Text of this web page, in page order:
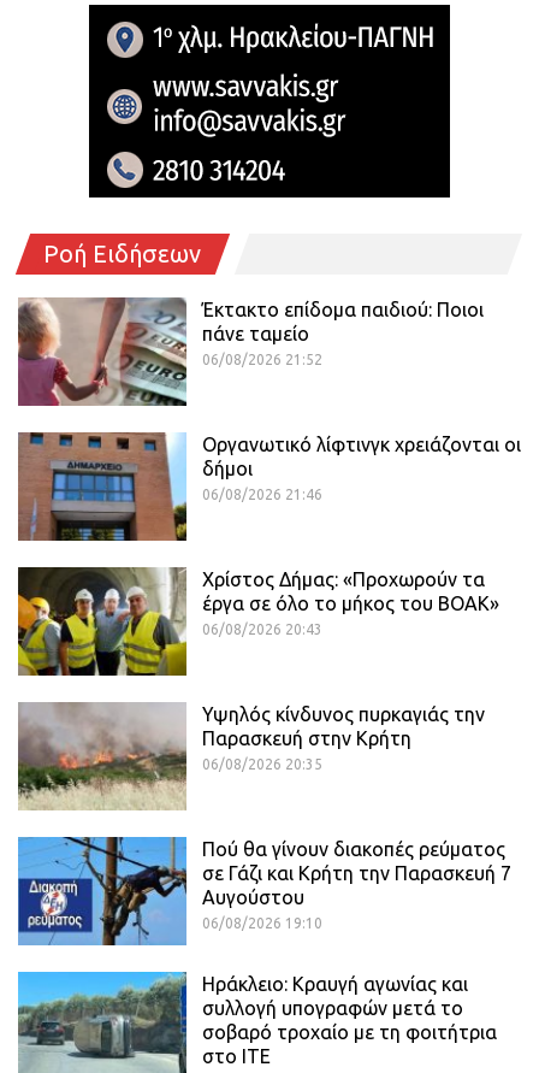
Ροή Ειδήσεων
Έκτακτο επίδομα παιδιού: Ποιοι
πάνε ταμείο
06/08/2026 21:52
Οργανωτικό λίφτινγκ χρειάζονται οι
δήμοι
06/08/2026 21:46
Χρίστος Δήμας: «Προχωρούν τα
έργα σε όλο το μήκος του ΒΟΑΚ»
06/08/2026 20:43
Υψηλός κίνδυνος πυρκαγιάς την
Παρασκευή στην Κρήτη
06/08/2026 20:35
Πού θα γίνουν διακοπές ρεύματος
σε Γάζι και Κρήτη την Παρασκευή 7
Αυγούστου
06/08/2026 19:10
Ηράκλειο: Κραυγή αγωνίας και
συλλογή υπογραφών μετά το
σοβαρό τροχαίο με τη φοιτήτρια
στο ΙΤΕ